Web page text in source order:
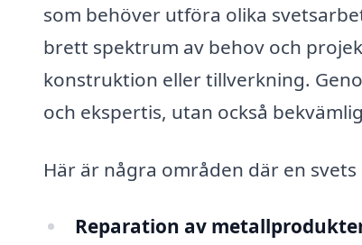
som behöver utföra olika
brett spektrum av behov och
konstruktion eller tillverkning.
och ekspertis, utan också
Här är några områden där en
Reparation av